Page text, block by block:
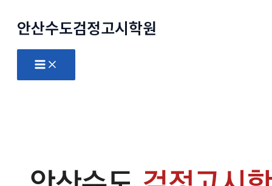
안산수도검정고시학원
Main
Menu